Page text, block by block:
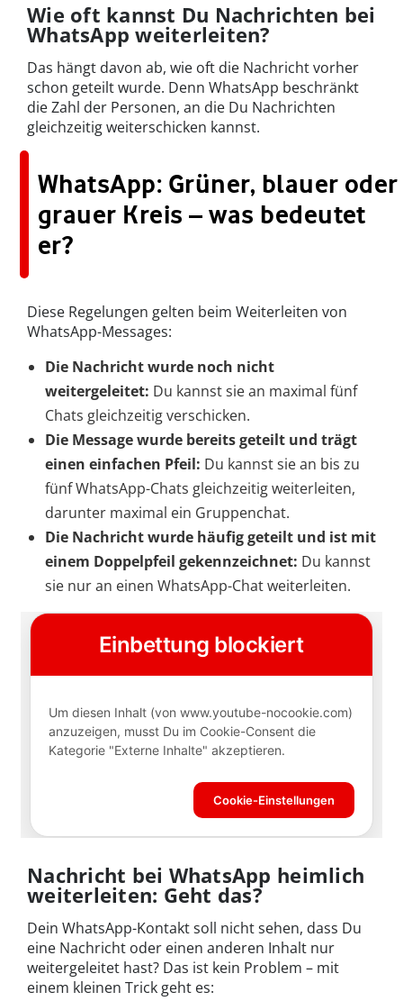
Wie oft kannst Du Nachrichten bei
WhatsApp weiterleiten?
Das hängt davon ab, wie oft die Nachricht vorher
schon geteilt wurde. Denn WhatsApp beschränkt
die Zahl der Personen, an die Du Nachrichten
gleichzeitig weiterschicken kannst.
WhatsApp: Grüner, blauer oder
grauer Kreis – was bedeutet
er?
Diese Regelungen gelten beim Weiterleiten von
WhatsApp-Messages:
Die Nachricht wurde noch nicht
weitergeleitet: Du kannst sie an maximal fünf
Chats gleichzeitig verschicken.
Die Message wurde bereits geteilt und trägt
einen einfachen Pfeil: Du kannst sie an bis zu
fünf WhatsApp-Chats gleichzeitig weiterleiten,
darunter maximal ein Gruppenchat.
Die Nachricht wurde häufig geteilt und ist mit
einem Doppelpfeil gekennzeichnet: Du kannst
sie nur an einen WhatsApp-Chat weiterleiten.
Nachricht bei WhatsApp heimlich
weiterleiten: Geht das?
Dein WhatsApp-Kontakt soll nicht sehen, dass Du
eine Nachricht oder einen anderen Inhalt nur
weitergeleitet hast? Das ist kein Problem – mit
einem kleinen Trick geht es: